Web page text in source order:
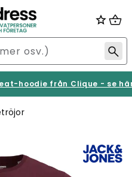
hoodie från Clique - se